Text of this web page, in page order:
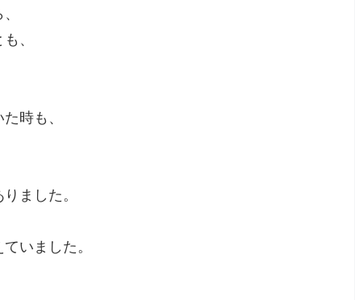
、
時も、
ました。
いました。